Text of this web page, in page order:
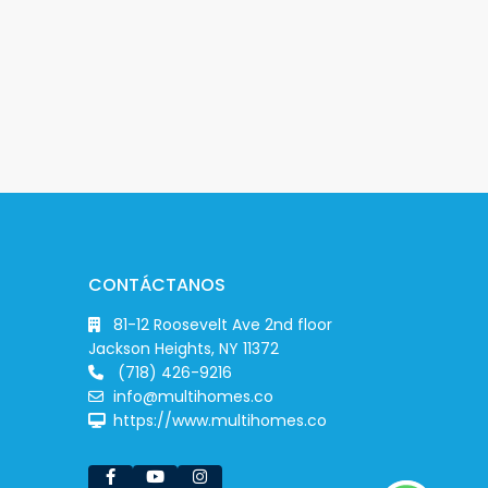
CONTÁCTANOS
81-12 Roosevelt Ave 2nd floor
Jackson Heights, NY 11372
(718) 426-9216
info@multihomes.co
https://www.multihomes.co